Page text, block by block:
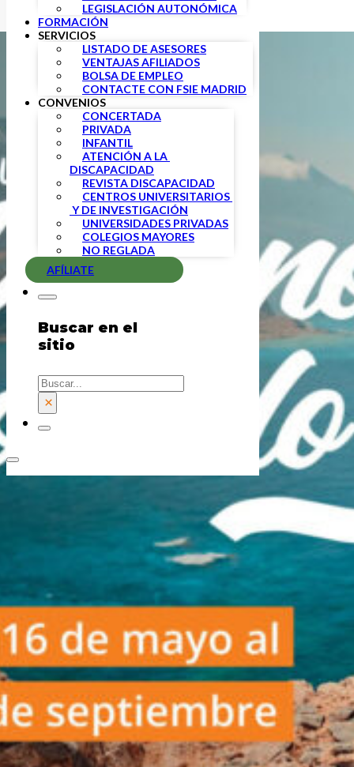
LEGISLACIÓN AUTONÓMICA
FORMACIÓN
SERVICIOS
LISTADO DE ASESORES
VENTAJAS AFILIADOS
BOLSA DE EMPLEO
CONTACTE CON FSIE MADRID
CONVENIOS
CONCERTADA
PRIVADA
INFANTIL
ATENCIÓN A LA
DISCAPACIDAD
REVISTA DISCAPACIDAD
CENTROS UNIVERSITARIOS
Y DE INVESTIGACIÓN
UNIVERSIDADES PRIVADAS
COLEGIOS MAYORES
NO REGLADA
AFÍLIATE
Buscar en el
sitio
Buscar
×